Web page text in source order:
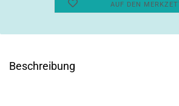
AUF DEN
Beschreibung